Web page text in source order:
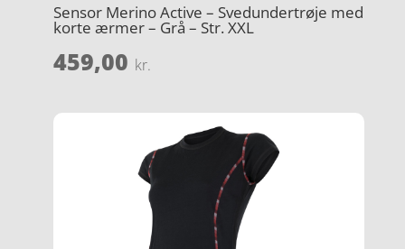
Sensor Merino Active – Svedundertrøje med
korte ærmer – Grå – Str. XXL
459,00 kr.